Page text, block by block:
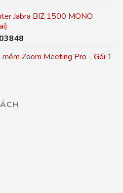
Jabra BIZ 1500 MONO
mềm Zoom Meeting Pro - Gói 1